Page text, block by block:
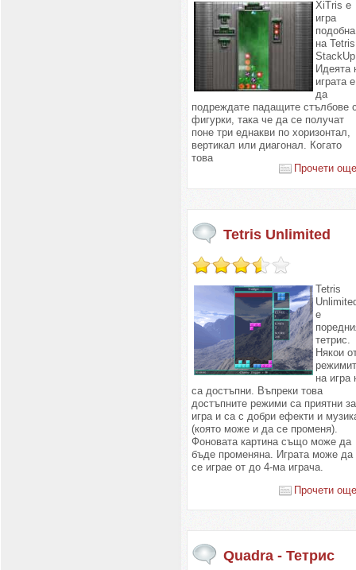
XiTris е
игра
подобна
на
Идеята
играта е
да
подреждате падащите стълбове
фигурки, така че да се получат
поне три еднакви по хоризонтал,
вертикал или диагонал. Когато
това
Прочети
Tetris Unlimited
Tetris
е
тетрис.
Някои
на игра
са достъпни. Въпреки това
достъпните режими са приятни за
игра и са с добри ефекти и
(която може и да се променя).
Фоновата картина също може да
бъде променяна. Играта може да
се играе от до 4-ма играча.
Прочети
Quadra - Тетрис